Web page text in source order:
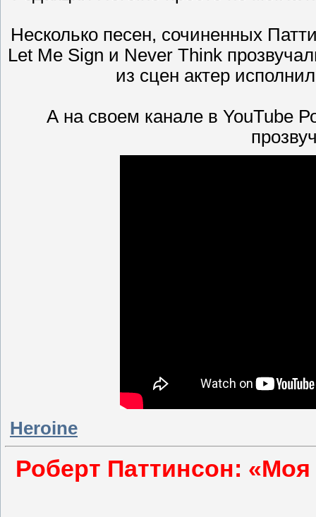
Несколько песен, сочиненных
Let Me Sign и Never Think
из сцен актер
А на своем канале в YouTube
Heroine
Роберт Паттинсон: